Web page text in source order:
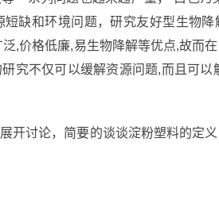
缺和环境问题，研究友好型生物
,价格低廉,易生物降解等优点,故而
究不仅可以缓解资源问题,而且可以
开讨论，简要的谈谈淀粉塑料的定